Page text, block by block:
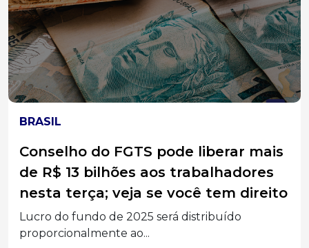
ECONOMIA
Receita Federal abre consulta ao 3º
lote de restituição do IRPF 2026
nesta sexta-feira
A consulta ao 3º lote de restituição do Imposto...